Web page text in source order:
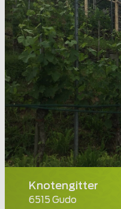
Knotengitter
6515 Gudo